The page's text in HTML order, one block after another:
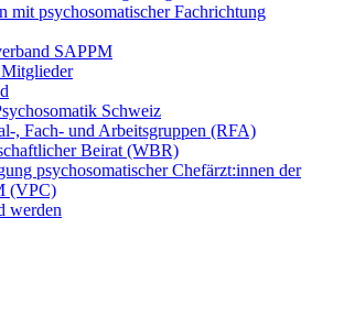
mit psychosomatischer Fachrichtung
SAPPM
Schweiz
, Fach- und Arbeitsgruppen (RFA)
Beirat (WBR)
psychosomatischer Chefärzt:innen der
(VPC)
werden